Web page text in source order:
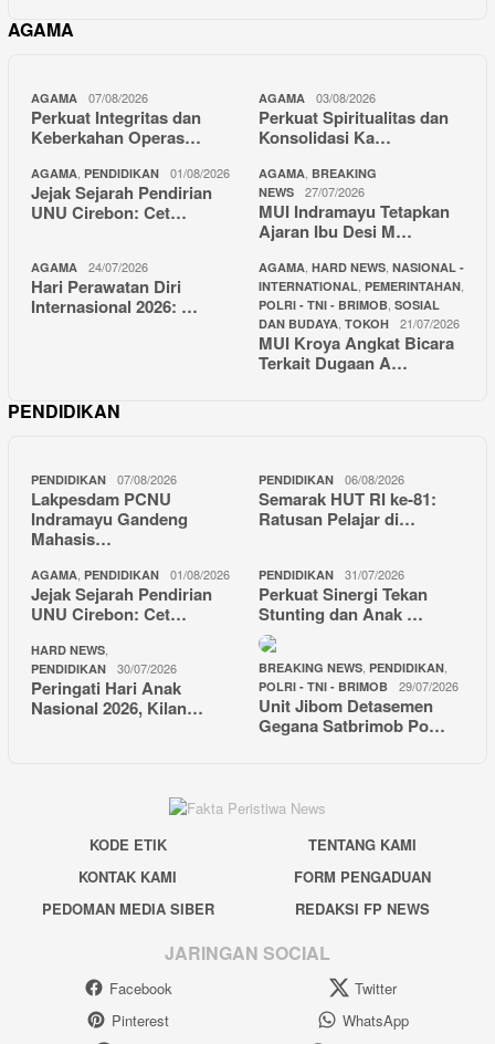
AGAMA
AGAMA 07/08/2026
Perkuat Integritas dan
Keberkahan Operas…
AGAMA 03/08/2026
Perkuat Spiritualitas dan
Konsolidasi Ka…
AGAMA PENDIDIKAN 01/08/2026
Jejak Sejarah Pendirian
UNU Cirebon: Cet…
AGAMA BREAKING
NEWS
27/07/2026
MUI Indramayu Tetapkan
Ajaran Ibu Desi M…
AGAMA 24/07/2026
Hari Perawatan Diri
Internasional 2026: …
AGAMA HARD NEWS NASIONAL -
INTERNATIONAL PEMERINTAHAN
POLRI - TNI - BRIMOB SOSIAL
DAN BUDAYA TOKOH 21/07/2026
MUI Kroya Angkat Bicara
Terkait Dugaan A…
PENDIDIKAN
PENDIDIKAN 07/08/2026
Lakpesdam PCNU
Indramayu Gandeng
Mahasis…
PENDIDIKAN 06/08/2026
Semarak HUT RI ke-81:
Ratusan Pelajar di…
AGAMA PENDIDIKAN 01/08/2026
Jejak Sejarah Pendirian
UNU Cirebon: Cet…
PENDIDIKAN 31/07/2026
Perkuat Sinergi Tekan
Stunting dan Anak …
HARD NEWS
PENDIDIKAN 30/07/2026
Peringati Hari Anak
Nasional 2026, Kilan…
BREAKING NEWS PENDIDIKAN
POLRI - TNI - BRIMOB 29/07/2026
Unit Jibom Detasemen
Gegana Satbrimob Po…
KODE ETIK
TENTANG KAMI
KONTAK KAMI
FORM PENGADUAN
PEDOMAN MEDIA SIBER
REDAKSI FP NEWS
JARINGAN SOCIAL
Facebook
Twitter
Pinterest
WhatsApp